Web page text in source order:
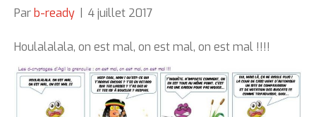
Par b-ready 4 juillet 2017
Houlalalala, on est mal, on est mal, on est mal !!!!